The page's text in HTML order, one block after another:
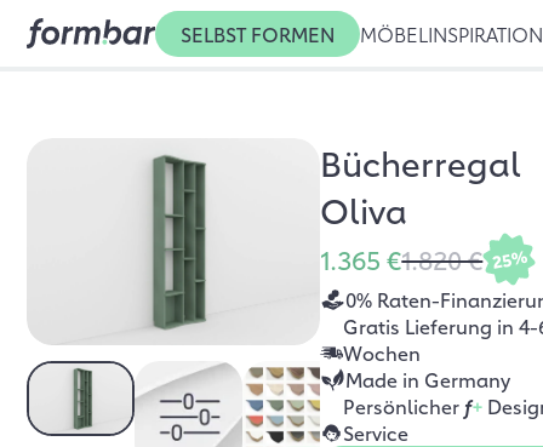
SELBST FORMEN MÖBEL INSPIRATION
Bücherregal
Oliva
1.365 €1.820 € 25%
0% Raten-
Gratis Lieferung in 4-
Wochen
Made in Germany
Persönlicher f+
Service